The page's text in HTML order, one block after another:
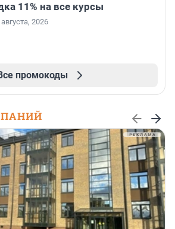
11% на все курсы
2026
промокоды